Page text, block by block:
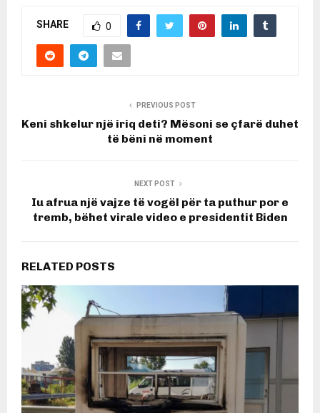
SHARE 0
PREVIOUS POST
Keni shkelur një iriq deti? Mësoni se çfarë duhet
të bëni në moment
NEXT POST
Iu afrua një vajze të vogël për ta puthur por e
tremb, bëhet virale video e presidentit Biden
RELATED POSTS